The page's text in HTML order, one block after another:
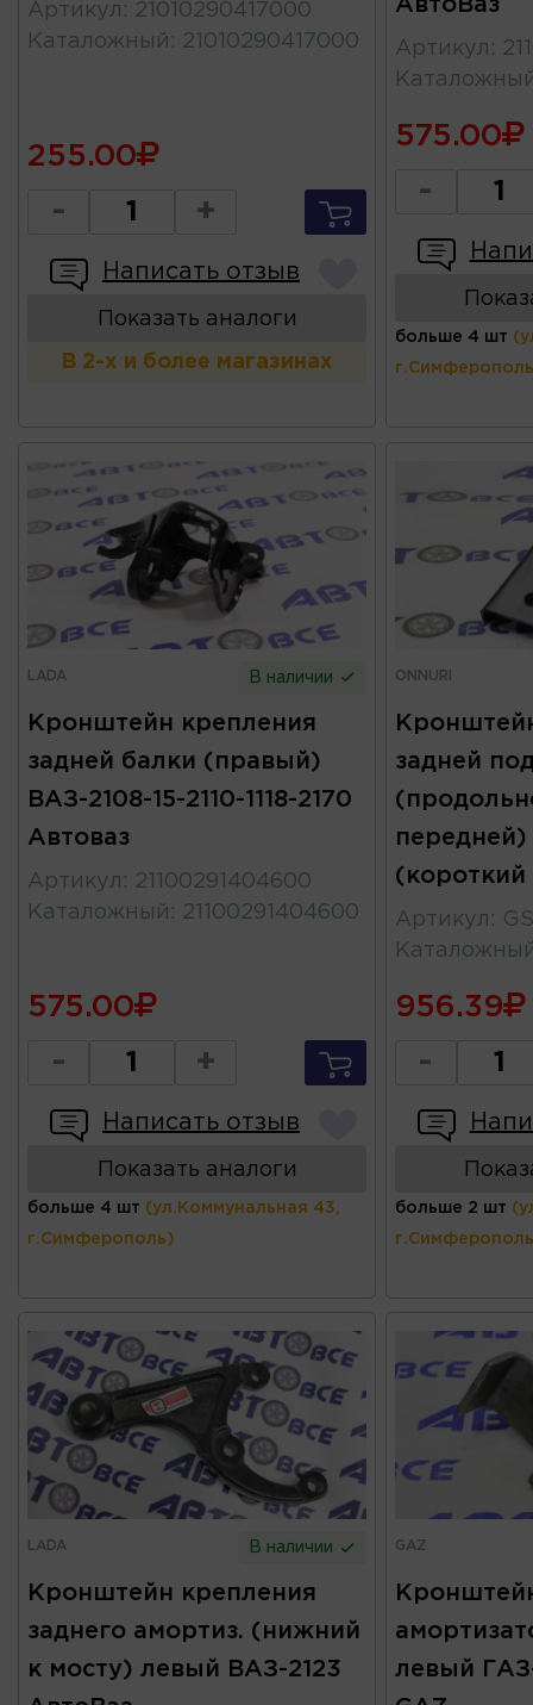
Артикул : 21010290417000
Каталожный : 21010290417000
255.00
- +
Написать отзыв
Показать аналоги
В 2-х и более магазинах
АвтоВаз
Артикул :
575.00
-
больше 4 шт
LADA В наличии
Кронштейн крепления
задней балки (правый)
ВАЗ-2108-15-2110-1118-2170
Автоваз
Артикул : 21100291404600
Каталожный : 21100291404600
575.00
- +
Написать отзыв
Показать аналоги
больше 4 шт (ул.Коммунальная 43,
г.Симферополь)
ONNURI
задней
(короткий
Артикул :
956.39
-
больше 2 шт
LADA В наличии
Кронштейн крепления
заднего амортиз. (нижний
к мосту) левый ВАЗ-2123
GAZ
левый